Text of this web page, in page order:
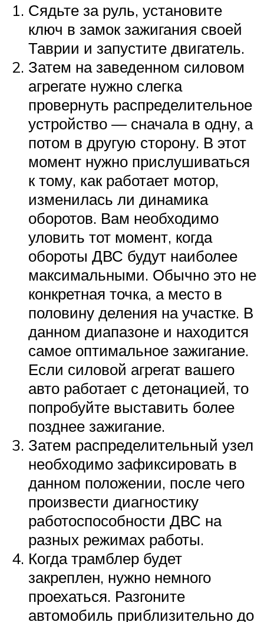
Сядьте за руль, установите
ключ в замок зажигания своей
Таврии и запустите двигатель.
Затем на заведенном силовом
агрегате нужно слегка
провернуть распределительное
устройство — сначала в одну, а
потом в другую сторону. В этот
момент нужно прислушиваться
к тому, как работает мотор,
изменилась ли динамика
оборотов. Вам необходимо
уловить тот момент, когда
обороты ДВС будут наиболее
максимальными. Обычно это не
конкретная точка, а место в
половину деления на участке. В
данном диапазоне и находится
самое оптимальное зажигание.
Если силовой агрегат вашего
авто работает с детонацией, то
попробуйте выставить более
позднее зажигание.
Затем распределительный узел
необходимо зафиксировать в
данном положении, после чего
произвести диагностику
работоспособности ДВС на
разных режимах работы.
Когда трамблер будет
закреплен, нужно немного
проехаться. Разгоните
автомобиль приблизительно до